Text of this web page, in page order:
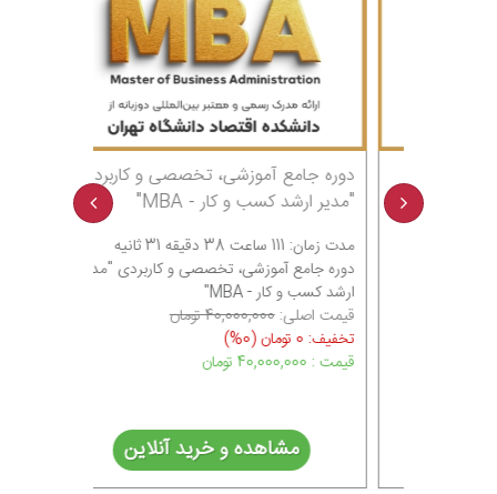
دوره جامع آموزشی، تخصصی و کاربردی
"مدیر ارشد کسب و کار - MBA"
مدت زمان: 111 ساعت 38 دقیقه 31 ثانیه
دوره جامع آموزشی، تخصصی و کاربردی "مدیر
ارشد کسب و کار - MBA"
قیمت اصلی:40,000,000 تومان
تخفیف: 0 تومان
(0%)
قیمت : 40,000,000
تومان
مشاهده و خرید آنلاین